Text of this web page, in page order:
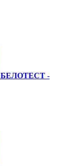
БЕЛОТЕСТ -